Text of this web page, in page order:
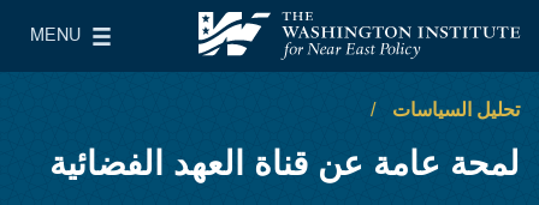
معهد واشنطن لسياسات الشرق الأدنى
MENU
Main Menu
تحليل السياسات
لمحة عامة عن قناة العهد الفضائية